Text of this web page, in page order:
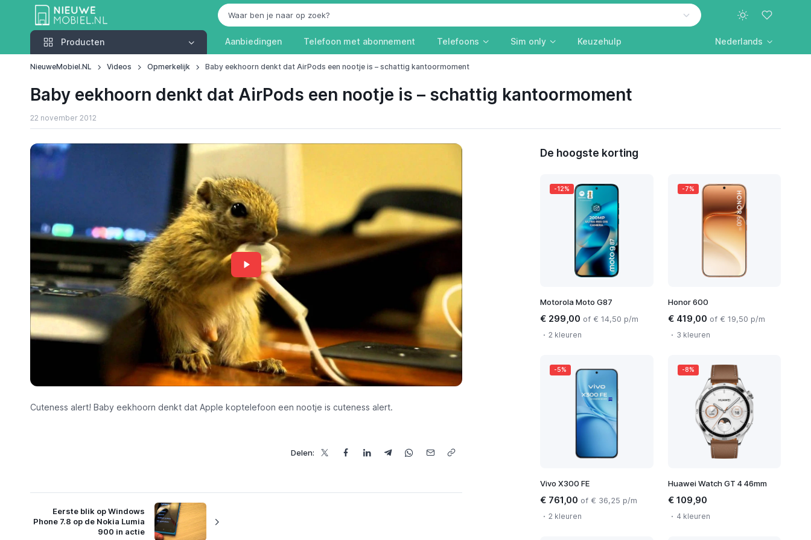
Producten
Producten Aanbiedingen Telefoon met abonnement Telefoons Sim only Keuzehulp Nederlands
NieuweMobiel.NL Videos Opmerkelijk Baby eekhoorn denkt dat AirPods een nootje is – schattig kantoormoment
Baby eekhoorn denkt dat AirPods een nootje is – schattig kantoormoment
22 november 2012
Cuteness alert! Baby eekhoorn denkt dat Apple koptelefoon een nootje is cuteness alert.
Delen:
Eerste blik op Windows
Phone 7.8 op de Nokia Lumia
900 in actie
De hoogste korting
-12%
Motorola Moto G87
€ 299,00 of € 14,50 p/m
2 kleuren
-7%
Honor 600
€ 419,00 of € 19,50 p/m
3 kleuren
-5%
Vivo X300 FE
€ 761,00 of € 36,25 p/m
2 kleuren
-8%
Huawei Watch GT 4 46mm
€ 109,90
4 kleuren